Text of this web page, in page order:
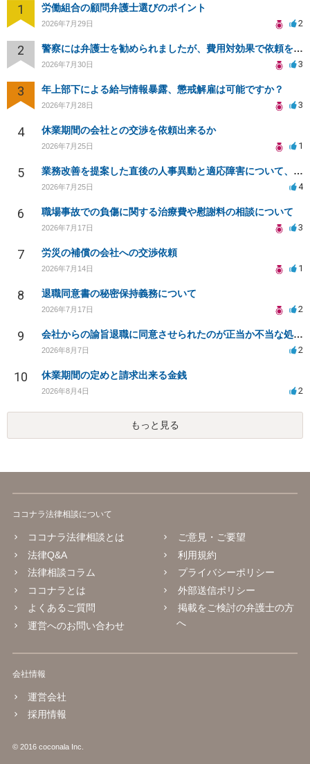
1 労働組合の顧問弁護士選びのポイント
2026年7月29日 2
2 警察には弁護士を勧められましたが、費用対効果で依頼をすることを躊躇しています。
2026年7月30日 3
3 年上部下による給与情報暴露、懲戒解雇は可能ですか？
2026年7月28日 3
4 休業期間の会社との交渉を依頼出来るか
2026年7月25日 1
5 業務改善を提案した直後の人事異動と適応障害について、法的に問題があるか相談したいです。
2026年7月25日 4
6 職場事故での負傷に関する治療費や慰謝料の相談について
2026年7月17日 3
7 労災の補償の会社への交渉依頼
2026年7月14日 1
8 退職同意書の秘密保持義務について
2026年7月17日 2
9 会社からの諭旨退職に同意させられたのが正当か不当な処分かどうか教えてほしい
2026年8月7日 2
10 休業期間の定めと請求出来る金銭
2026年8月4日 2
もっと見る
ココナラ法律相談について
ココナラ法律相談とは
法律Q&A
法律相談コラム
ココナラとは
よくあるご質問
運営へのお問い合わせ
ご意見・ご要望
利用規約
プライバシーポリシー
外部送信ポリシー
掲載をご検討の弁護士の方
へ
会社情報
運営会社
採用情報
© 2016 coconala Inc.